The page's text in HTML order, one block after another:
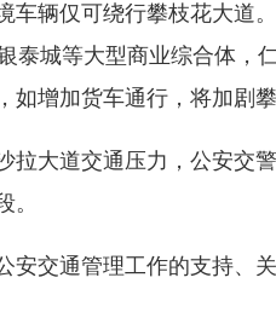
车辆仅可绕行攀枝花大道
泰城等大型商业综合体，
如增加货车通行，将加剧
大道交通压力，公安交警
。
交通管理工作的支持、